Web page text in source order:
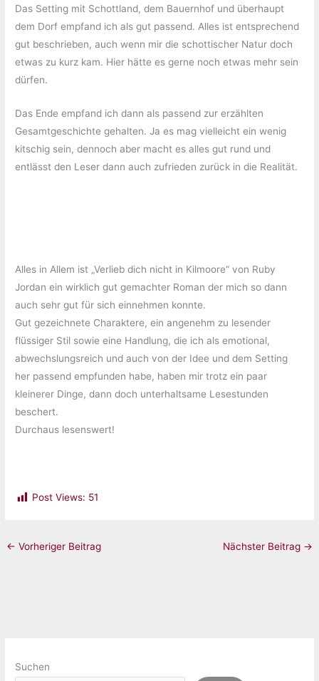
Das Setting mit Schottland, dem Bauernhof und überhaupt
dem Dorf empfand ich als gut passend. Alles ist entsprechend
gut beschrieben, auch wenn mir die schottischer Natur doch
etwas zu kurz kam. Hier hätte es gerne noch etwas mehr sein
dürfen.
Das Ende empfand ich dann als passend zur erzählten
Gesamtgeschichte gehalten. Ja es mag vielleicht ein wenig
kitschig sein, dennoch aber macht es alles gut rund und
entlässt den Leser dann auch zufrieden zurück in die Realität.
Alles in Allem ist „Verlieb dich nicht in Kilmoore“ von Ruby
Jordan ein wirklich gut gemachter Roman der mich so dann
auch sehr gut für sich einnehmen konnte.
Gut gezeichnete Charaktere, ein angenehm zu lesender
flüssiger Stil sowie eine Handlung, die ich als emotional,
abwechslungsreich und auch von der Idee und dem Setting
her passend empfunden habe, haben mir trotz ein paar
kleinerer Dinge, dann doch unterhaltsame Lesestunden
beschert.
Durchaus lesenswert!
Post Views: 51
← Vorheriger Beitrag Nächster Beitrag →
Suchen